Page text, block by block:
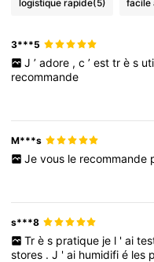
logistique rapide(5) facile
3***5
J ’ adore , c ’ est tr è s
recommande
M***s
Je vous le recommande
s***8
Tr è s pratique je l ' ai
stores .J 'ai humidifié les